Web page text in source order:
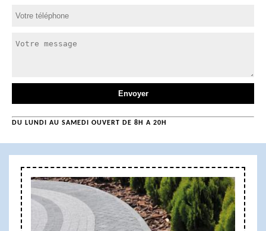
DU LUNDI AU SAMEDI OUVERT DE 8H A 20H